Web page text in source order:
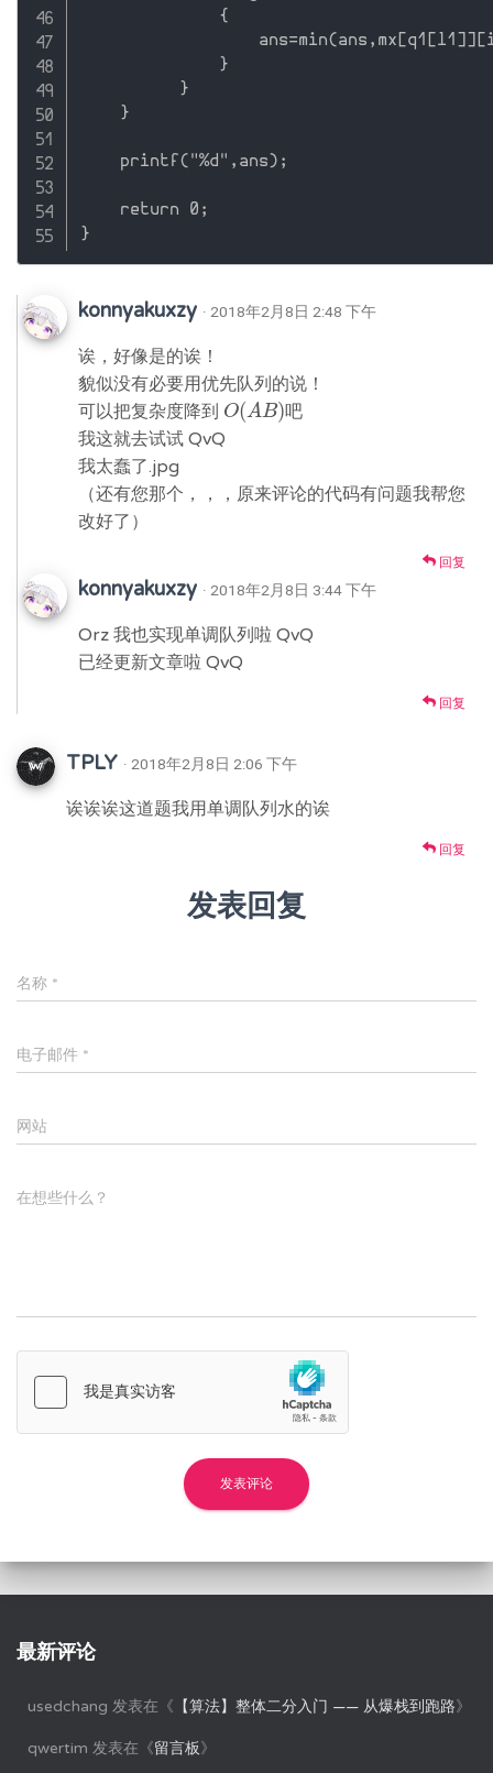
              {
              }
          }
    }
    printf("%d",ans);
    return 0;
konnyakuxzy · 2018年2月8日 2:48 下午
诶，好像是的诶！
貌似没有必要用优先队列的说！
可以把复杂度降到 O(AB)
O(AB) 吧
我这就去试试 QvQ
我太蠢了.jpg
（还有您那个，，，原来评论的代码有问题我帮您
改好了）
回复
konnyakuxzy · 2018年2月8日 3:44 下午
Orz 我也实现单调队列啦 QvQ
已经更新文章啦 QvQ
回复
TPLY · 2018年2月8日 2:06 下午
诶诶诶这道题我用单调队列水的诶
回复
发表回复
名称 *
电子邮件 *
网站
在想些什么？
最新评论
usedchang 发表在《 【算法】整体二分入门 —— 从爆栈到跑路》
qwertim 发表在《留言板》